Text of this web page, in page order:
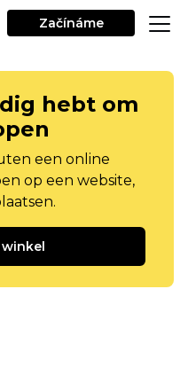
Začínáme
hebt om
een online
op een website,
winkel